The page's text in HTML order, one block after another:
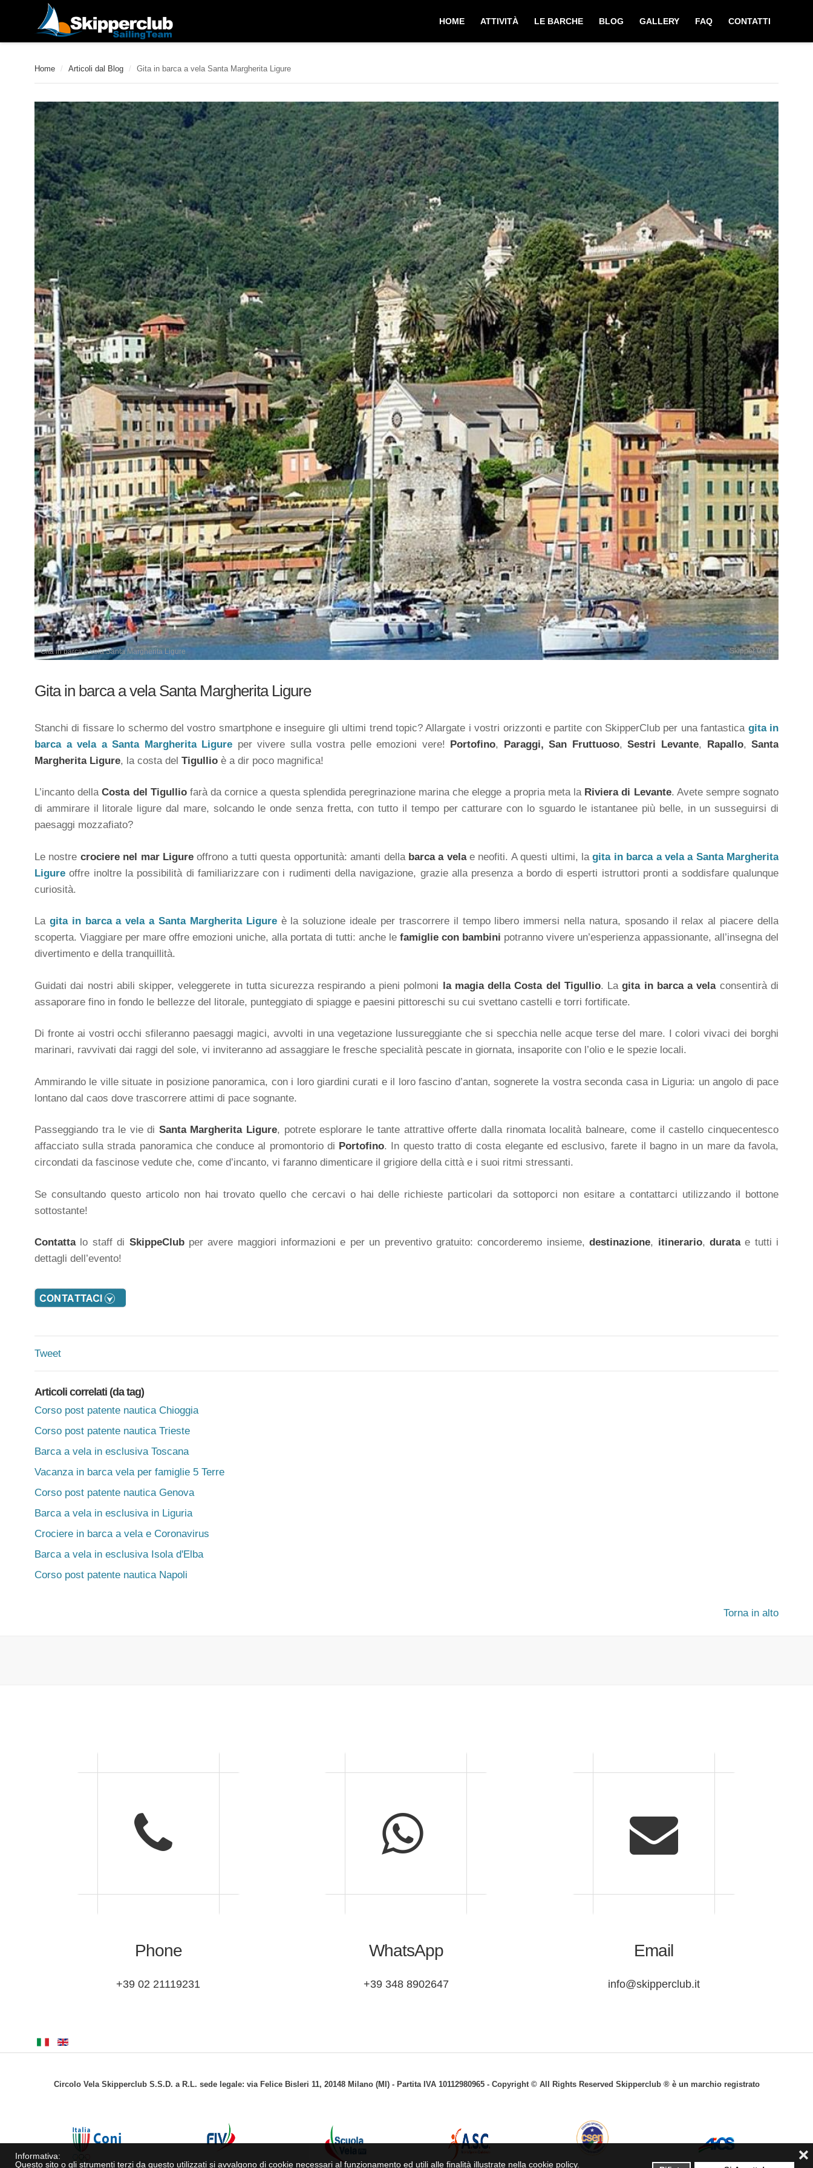
Informativa:
Questo sito o gli strumenti terzi da questo utilizzati si avvalgono di cookie necessari al funzionamento ed utili alle finalità illustrate nella cookie policy.
❌
Home / Articoli dal Blog / Gita in barca a vela Santa Margherita Ligure
Gita in barca a vela Santa Margherita Ligure Skipper Club
Gita in barca a vela Santa Margherita Ligure
Stanchi di fissare lo schermo del vostro smartphone e inseguire gli ultimi trend topic? Allargate i vostri orizzonti e partite con SkipperClub per una fantastica gita in
barca a vela a Santa Margherita Ligure per vivere sulla vostra pelle emozioni vere! Portofino, Paraggi, San Fruttuoso,Sestri Levante, Rapallo, Santa
Margherita Ligure, la costa del Tigullio è a dir poco magnifica!
L’incanto dellaCosta del Tigulliofarà da cornice a questa splendida peregrinazione marina che elegge a propria meta la Riviera di Levante. Avete sempre sognato
di ammirare il litorale ligure dal mare, solcando le onde senza fretta, con tutto il tempo per catturare con lo sguardo le istantanee più belle, in un susseguirsi di
paesaggi mozzafiato?
Le nostre crociere nel mar Ligureoffrono a tutti questa opportunità: amanti della barca a velae neofiti. A questi ultimi, lagita in barca a vela a Santa Margherita
Ligure offre inoltre la possibilità di familiarizzare con i rudimenti della navigazione, grazie alla presenza a bordo di esperti istruttori pronti a soddisfare qualunque
curiosità.
La gita in barca a vela a Santa Margherita Ligureè la soluzione ideale per trascorrere il tempo libero immersi nella natura, sposando il relax al piacere della
scoperta. Viaggiare per mare offre emozioni uniche, alla portata di tutti: anche le famiglie con bambini potranno vivere un’esperienza appassionante, all’insegna del
divertimento e della tranquillità.
Guidati dai nostri abili skipper, veleggerete in tutta sicurezza respirando a pieni polmoni la magia della Costa del Tigullio. Lagita in barca a velaconsentirà di
assaporare fino in fondo le bellezze del litorale, punteggiato di spiagge e paesini pittoreschi su cui svettano castelli e torri fortificate.
Di fronte ai vostri occhi sfileranno paesaggi magici, avvolti in una vegetazione lussureggiante che si specchia nelle acque terse del mare. I colori vivaci dei borghi
marinari, ravvivati dai raggi del sole, vi inviteranno ad assaggiare le fresche specialità pescate in giornata, insaporite con l’olio e le spezie locali.
Ammirando le ville situate in posizione panoramica, con i loro giardini curati e il loro fascino d’antan, sognerete la vostra seconda casa in Liguria: un angolo di pace
lontano dal caos dove trascorrere attimi di pace sognante.
Passeggiando tra le vie di Santa Margherita Ligure, potrete esplorare le tante attrattive offerte dalla rinomata località balneare, come il castello cinquecentesco
affacciato sulla strada panoramica che conduce al promontorio di Portofino. In questo tratto di costa elegante ed esclusivo, farete il bagno in un mare da favola,
circondati da fascinose vedute che, come d’incanto, vi faranno dimenticare il grigiore della città e i suoi ritmi stressanti.
Se consultando questo articolo non hai trovato quello che cercavi o hai delle richieste particolari da sottoporci non esitare a contattarci utilizzando il bottone
sottostante!
Contatta lo staff di SkippeClub per avere maggiori informazioni e per un preventivo gratuito: concorderemo insieme,destinazione, itinerario, duratae tutti i
dettagli dell’evento!
Tweet
Articoli correlati (da tag)
Corso post patente nautica Chioggia
Corso post patente nautica Trieste
Barca a vela in esclusiva Toscana
Vacanza in barca vela per famiglie 5 Terre
Corso post patente nautica Genova
Barca a vela in esclusiva in Liguria
Crociere in barca a vela e Coronavirus
Barca a vela in esclusiva Isola d'Elba
Corso post patente nautica Napoli
Torna in alto
Phone
+39 02 21119231
WhatsApp
+39 348 8902647
Email
info@skipperclub.it
Circolo Vela Skipperclub S.S.D. a R.L. sede legale: via Felice Bisleri 11, 20148 Milano (MI) - Partita IVA 10112980965 - Copyright © All Rights Reserved Skipperclub ® è un marchio registrato
HOME ATTIVITÀ LE BARCHE BLOG GALLERY FAQ CONTATTI